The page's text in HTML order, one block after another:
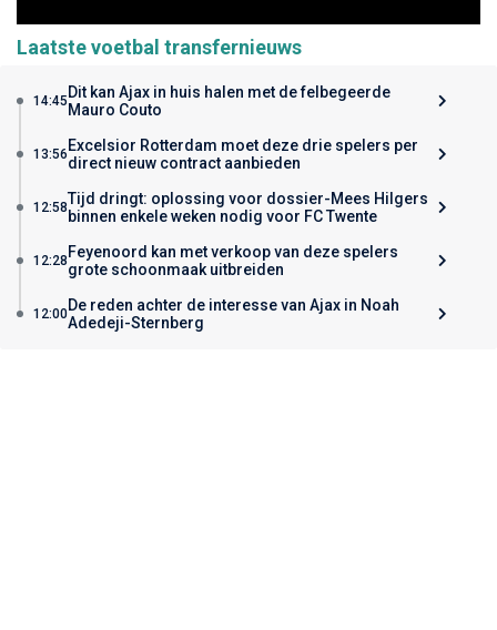
Laatste voetbal transfernieuws
14:45 Dit kan Ajax in huis halen met de felbegeerde
Mauro Couto
13:56 Excelsior Rotterdam moet deze drie spelers per
direct nieuw contract aanbieden
12:58Tijd dringt: oplossing voor dossier-Mees Hilgers
binnen enkele weken nodig voor FC Twente
12:28 Feyenoord kan met verkoop van deze spelers
grote schoonmaak uitbreiden
12:00De reden achter de interesse van Ajax in Noah
Adedeji-Sternberg